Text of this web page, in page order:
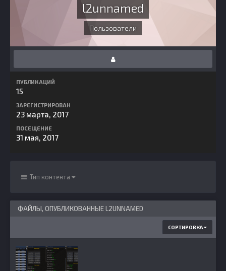
l2unnamed
Пользователи
ПУБЛИКАЦИЙ
15
ЗАРЕГИСТРИРОВАН
23 марта, 2017
ПОСЕЩЕНИЕ
31 мая, 2017
Тип контента
ФАЙЛЫ, ОПУБЛИКОВАННЫЕ L2UNNAMED
СОРТИРОВКА